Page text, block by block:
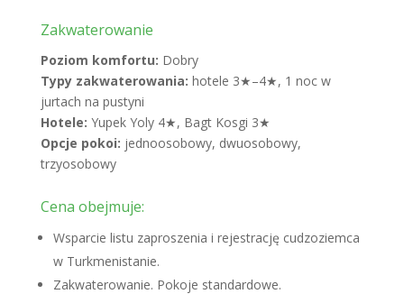
Zakwaterowanie
Poziom komfortu: Dobry
Typy zakwaterowania: hotele 3★–4★, 1 noc w
jurtach na pustyni
Hotele: Yupek Yoly 4★, Bagt Kosgi 3★
Opcje pokoi: jednoosobowy, dwuosobowy,
trzyosobowy
Cena obejmuje:
Wsparcie listu zaproszenia i rejestrację cudzoziemca
w Turkmenistanie.
Zakwaterowanie. Pokoje standardowe.